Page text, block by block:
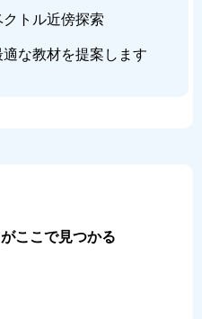
クトル近傍探索
適な教材を提案します
ここで見つかる